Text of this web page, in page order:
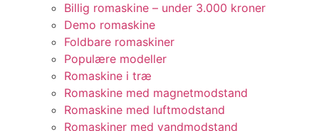
Billig romaskine – under 3.000 kroner
Demo romaskine
Foldbare romaskiner
Populære modeller
Romaskine i træ
Romaskine med magnetmodstand
Romaskine med luftmodstand
Romaskiner med vandmodstand